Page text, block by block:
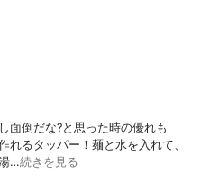
面倒だな?と思った時の優れも
れるタッパー！麺と水を入れて、
…続きを見る